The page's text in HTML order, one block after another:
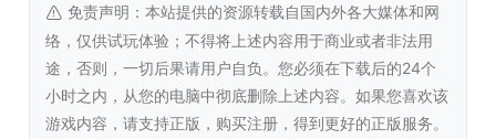
免责声明：本站提供的资源转载自国内外各大媒体和网
络，仅供试玩体验；不得将上述内容用于商业或者非法用
途，否则，一切后果请用户自负。您必须在下载后的24个
小时之内，从您的电脑中彻底删除上述内容。如果您喜欢该
游戏内容，请支持正版，购买注册，得到更好的正版服务。